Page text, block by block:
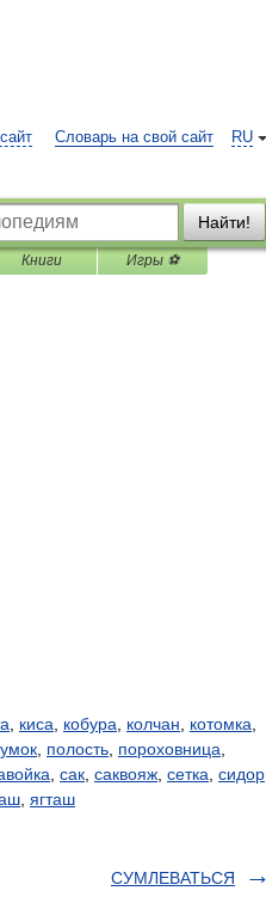
RU
Словарь на свой сайт
Найти!
Книги Игры ⚽
киса кобура колчан котомка
полость пороховница
сак саквояж сетка сидор
ягташ
СУМЛЕВАТЬСЯ